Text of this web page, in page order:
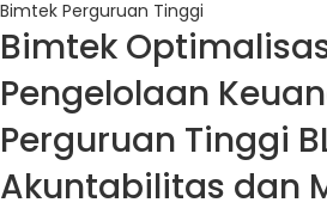
Bimtek Perguruan Tinggi
Bimtek
Pengelolaan
Perguruan Tinggi
Akuntabilitas dan